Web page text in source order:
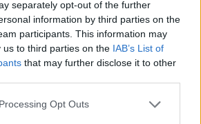
separately opt-out of the further
information by third parties on the
participants. This information may
us to third parties on the IAB’s List of
that may further disclose it to other
Opt Outs
πιθανό να λάβεις μια θετική
τα επαγγελματικά σου ή να
ένα θέμα που σε απασχολεί
η διαίσθησή σου
μπορεί να σε βοηθήσει να
τις προθέσεις των άλλων.